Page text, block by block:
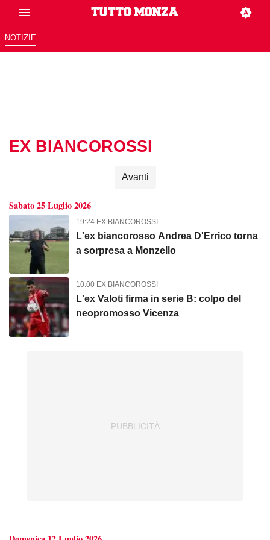
NOTIZIE
EX BIANCOROSSI
Avanti
Sabato 25 Luglio 2026
19:24 EX BIANCOROSSI
L'ex biancorosso Andrea D'Errico torna
a sorpresa a Monzello
10:00 EX BIANCOROSSI
L'ex Valoti firma in serie B: colpo del
neopromosso Vicenza